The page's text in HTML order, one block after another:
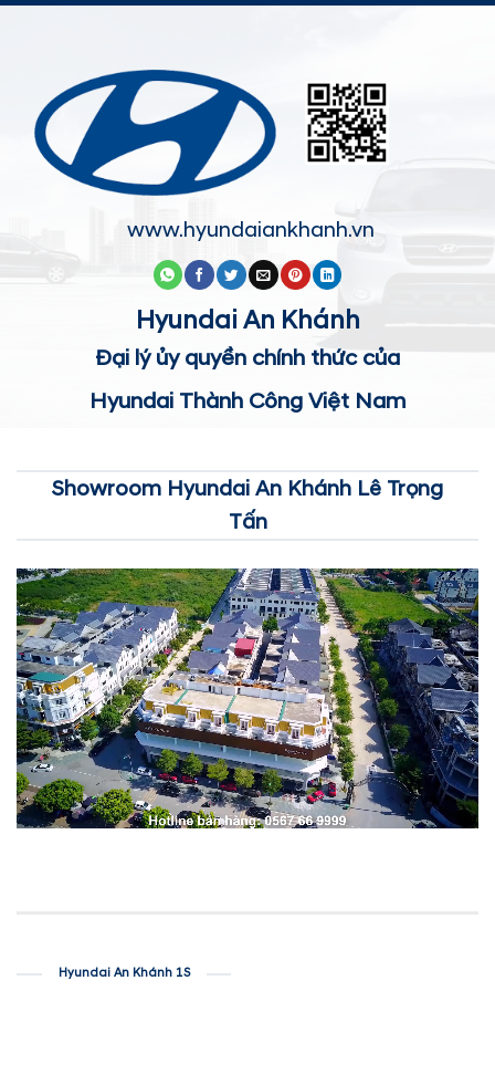
www.hyundaiankhanh.vn
Hyundai An Khánh
Đại lý ủy quyền chính thức của
Hyundai Thành Công Việt Nam
Showroom Hyundai An Khánh Lê Trọng
Tấn
Hyundai An Khánh 1S